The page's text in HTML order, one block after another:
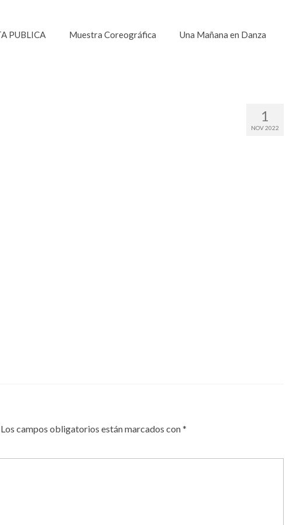
PUBLICA Muestra Coreográfica Una Mañana en Danza
1
NOV 2022
Los campos obligatorios están marcados con*